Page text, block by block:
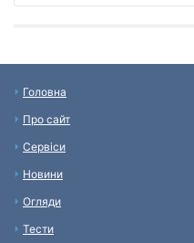
Головна
Про сайт
Сервіси
Новини
Огляди
Тести